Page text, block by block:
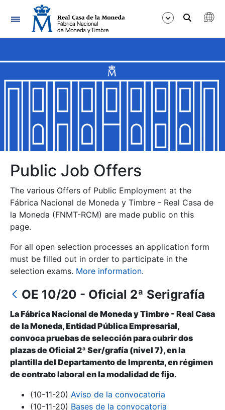
Navigation
Show/Hide
Show/Hide
Show/Hide
Show/Hide
Show/Hide
Show/Hide
Show/Hide
Public Job Offers
The various Offers of Public Employment at the
Fábrica Nacional de Moneda y Timbre - Real Casa de
la Moneda (FNMT-RCM) are made public on this
page.
For all open selection processes an application form
must be filled out in order to participate in the
selection exams. More information.
OE 10/20 - Oficial 2ª Serigrafía
La Fábrica Nacional de Moneda y Timbre - Real Casa
de la Moneda, Entidad Pública Empresarial,
convoca pruebas de selección para cubrir dos
plazas de Oficial 2ª Ser/grafía (nivel 7), en la
plantilla del Departamento de Imprenta, en régimen
de contrato laboral en la modalidad de fijo.
(10-11-20) Aviso de la convocatoria
(10-11-20) Bases de la convocatoria